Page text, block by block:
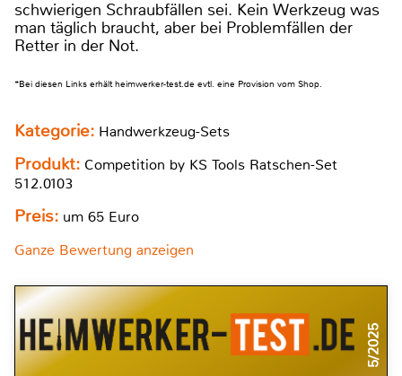
schwierigen Schraubfällen sei. Kein Werkzeug was
man täglich braucht, aber bei Problemfällen der
Retter in der Not.
*Bei diesen Links erhält heimwerker-test.de evtl. eine Provision vom Shop.
Kategorie: Handwerkzeug-Sets
Produkt: Competition by KS Tools Ratschen-Set
512.0103
Preis: um 65 Euro
Ganze Bewertung anzeigen
5/2025